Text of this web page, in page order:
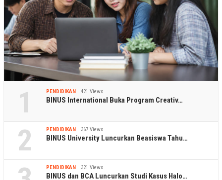
1 PENDIDIKAN 421 Views
BINUS International Buka Program Creativ…
2 PENDIDIKAN 367 Views
BINUS University Luncurkan Beasiswa Tahu…
PENDIDIKAN 321 Views
BINUS dan BCA Luncurkan Studi Kasus Halo…